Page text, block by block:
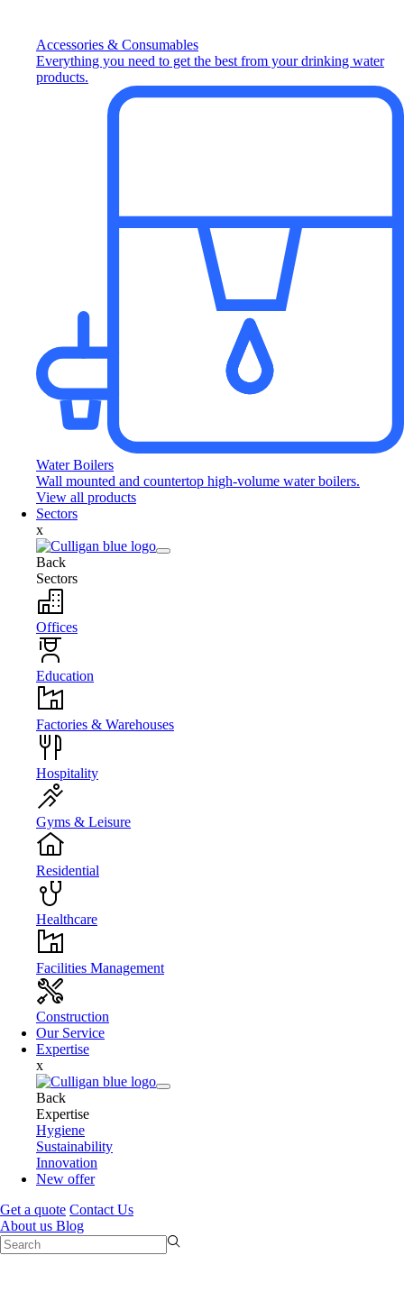
Accessories & Consumables
Everything you need to get the best from your drinking water
products.
Water Boilers
Wall mounted and countertop high-volume water boilers.
View all products
Sectors
x
Back
Sectors
Offices
Education
Factories & Warehouses
Hospitality
Gyms & Leisure
Residential
Healthcare
Facilities Management
Construction
Our Service
Expertise
x
Back
Expertise
Hygiene
Sustainability
Innovation
New offer
Get a quote Contact Us
About us Blog